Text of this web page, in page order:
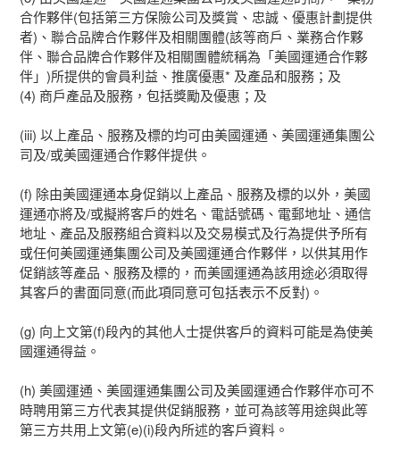
合作夥伴(包括第三方保險公司及獎賞、忠誠、優惠計劃提供
者)、聯合品牌合作夥伴及相關團體(該等商戶、業務合作夥
伴、聯合品牌合作夥伴及相關團體統稱為「美國運通合作夥
伴」)所提供的會員利益、推廣優惠* 及產品和服務；及
(4) 商戶產品及服務，包括獎勵及優惠；及
(iii) 以上產品、服務及標的均可由美國運通、美國運通集團公
司及/或美國運通合作夥伴提供。
(f) 除由美國運通本身促銷以上產品、服務及標的以外，美國
運通亦將及/或擬將客戶的姓名、電話號碼、電郵地址、通信
地址、產品及服務組合資料以及交易模式及行為提供予所有
或任何美國運通集團公司及美國運通合作夥伴，以供其用作
促銷該等產品、服務及標的，而美國運通為該用途必須取得
其客戶的書面同意(而此項同意可包括表示不反對)。
(g) 向上文第(f)段內的其他人士提供客戶的資料可能是為使美
國運通得益。
(h) 美國運通、美國運通集團公司及美國運通合作夥伴亦可不
時聘用第三方代表其提供促銷服務，並可為該等用途與此等
第三方共用上文第(e)(i)段內所述的客戶資料。